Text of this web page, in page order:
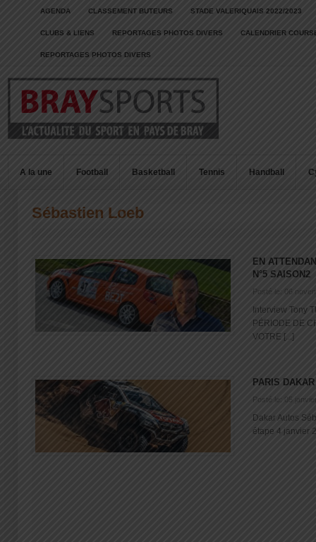
AGENDA CLASSEMENT BUTEURS STADE VALERIQUAIS 2022/2023
CLUBS & LIENS REPORTAGES PHOTOS DIVERS CALENDRIER
REPORTAGES PHOTOS DIVERS
A la une Football Basketball Tennis Handball
Sébastien Loeb
EN
N°5 SAISON2
Posté le: 06
Interview Tony
PÉRIODE DE
VOTRE [...]
PARIS
Posté le: 05
Dakar Autos
étape 4 janvier